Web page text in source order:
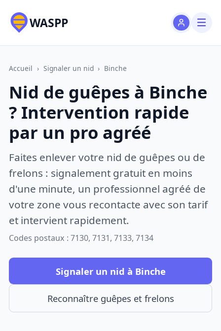
WASPP
Accueil › Signaler un nid › Binche
Nid de guêpes à Binche
? Intervention rapide
par un pro agréé
Faites enlever votre nid de guêpes ou de
frelons : signalement gratuit en moins
d'une minute, un professionnel agréé de
votre zone vous recontacte avec son tarif
et intervient rapidement.
Codes postaux : 7130, 7131, 7133, 7134
Signaler un nid à Binche
Reconnaître guêpes et frelons